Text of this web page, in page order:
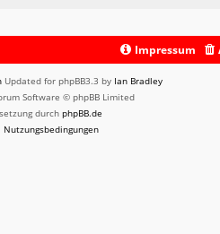
Impressum
Updated for phpBB3.3 by Ian Bradley
Software © phpBB Limited
durch phpBB.de
Nutzungsbedingungen